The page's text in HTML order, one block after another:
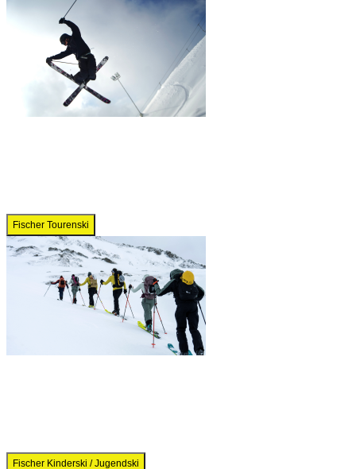
Fischer Tourenski
Fischer Kinderski / Jugendski